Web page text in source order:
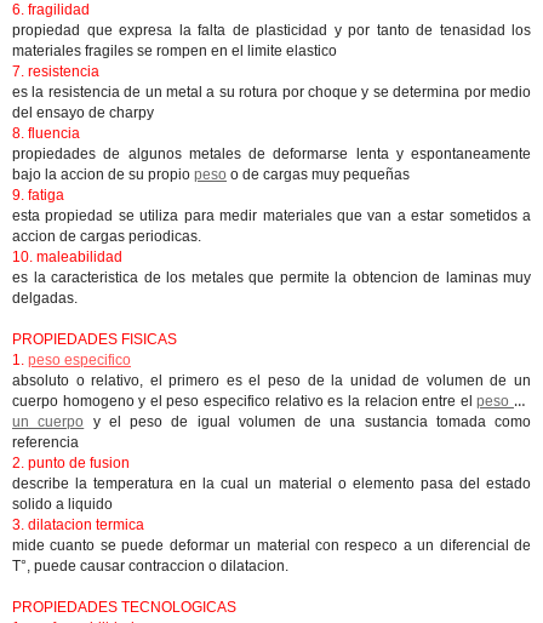
6. fragilidad
propiedad que expresa la falta de plasticidad y por tanto de tenasidad los
materiales fragiles se rompen en el limite elastico
7. resistencia
es la resistencia de un metal a su rotura por choque y se determina por medio
del ensayo de charpy
8. fluencia
propiedades de algunos metales de deformarse lenta y espontaneamente
bajo la accion de su propio peso o de cargas muy pequeñas
9. fatiga
esta propiedad se utiliza para medir materiales que van a estar sometidos a
accion de cargas periodicas.
10. maleabilidad
es la caracteristica de los metales que permite la obtencion de laminas muy
delgadas.
PROPIEDADES FISICAS
1. peso especifico
absoluto o relativo, el primero es el peso de la unidad de volumen de un
cuerpo homogeno y el peso especifico relativo es la relacion entre elpeso de
un cuerpo y el peso de igual volumen de una sustancia tomada como
referencia
2. punto de fusion
describe la temperatura en la cual un material o elemento pasa del estado
solido a liquido
3. dilatacion termica
mide cuanto se puede deformar un material con respeco a un diferencial de
T°, puede causar contraccion o dilatacion.
PROPIEDADES TECNOLOGICAS